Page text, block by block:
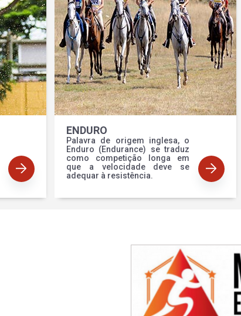
ENDURO
Palavra de origem inglesa, o
Enduro (Endurance) se traduz
como competição longa em
que a velocidade deve se
adequar à resistência.